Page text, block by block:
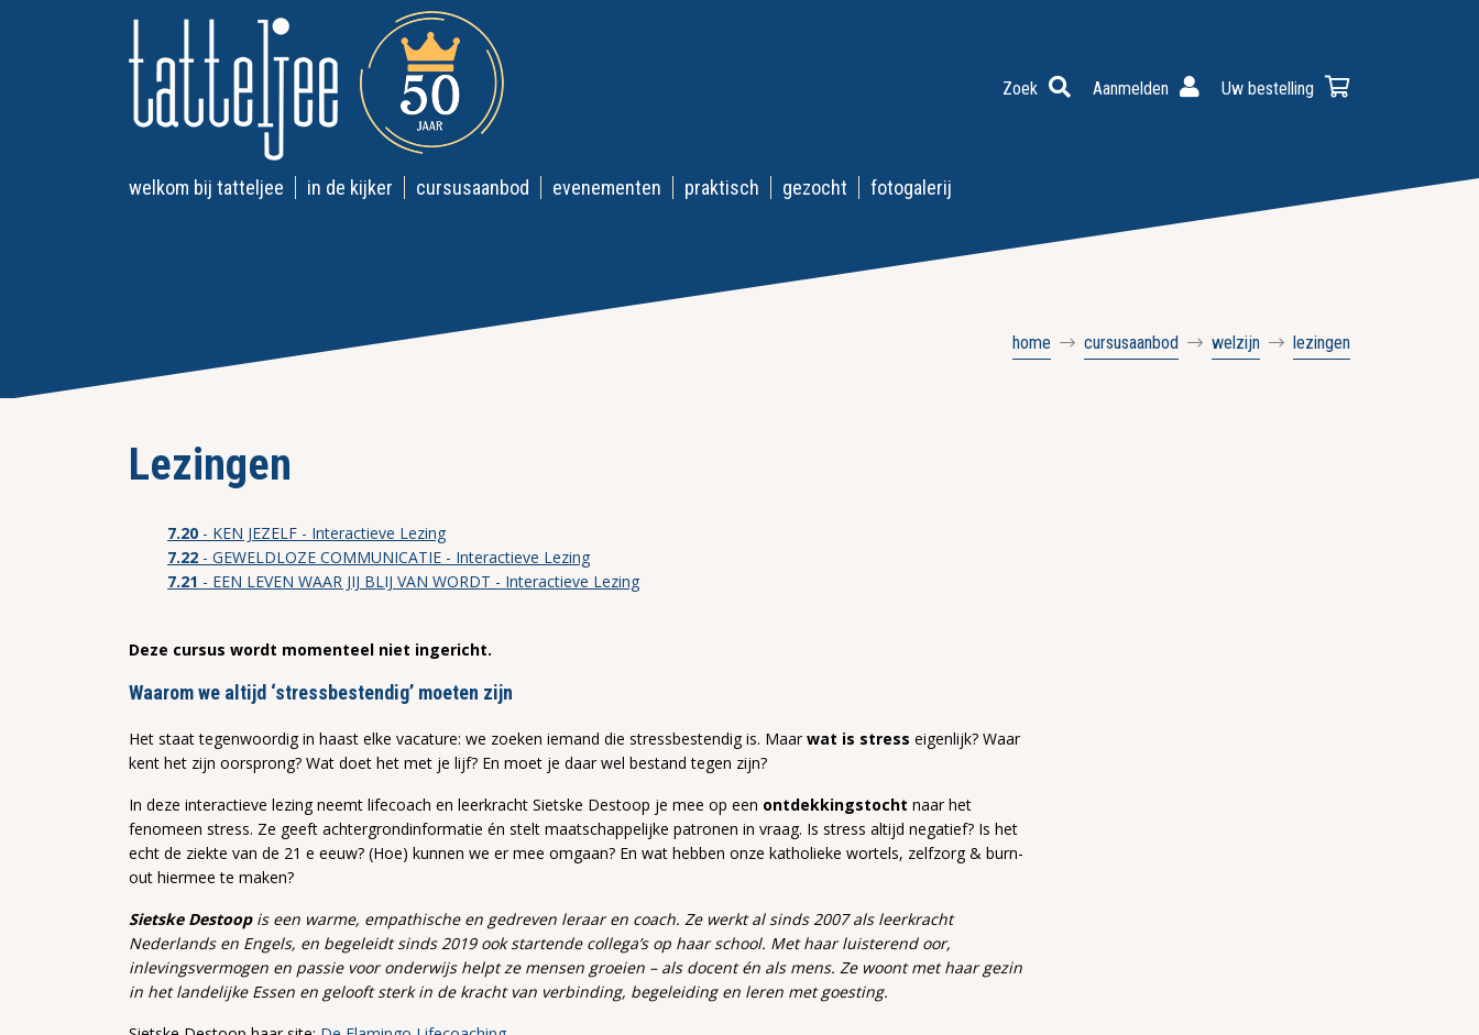
Zoek Aanmelden Uw bestelling
welkom bij tatteljee in de kijker cursusaanbod evenementen praktisch gezocht fotogalerij
home cursusaanbod welzijn lezingen
Lezingen
7.20 - KEN JEZELF - Interactieve Lezing
7.22 - GEWELDLOZE COMMUNICATIE - Interactieve Lezing
7.21 - EEN LEVEN WAAR JIJ BLIJ VAN WORDT - Interactieve Lezing
Deze cursus wordt momenteel niet ingericht.
Waarom we altijd ‘stressbestendig’ moeten zijn
Het staat tegenwoordig in haast elke vacature: we zoeken iemand die stressbestendig is. Maarwat is stress eigenlijk? Waar
kent het zijn oorsprong? Wat doet het met je lijf? En moet je daar wel bestand tegen zijn?
In deze interactieve lezing neemt lifecoach en leerkracht Sietske Destoop je mee op een ontdekkingstocht naar het
fenomeen stress. Ze geeft achtergrondinformatie én stelt maatschappelijke patronen in vraag. Is stress altijd negatief? Is het
echt de ziekte van de 21 e eeuw? (Hoe) kunnen we er mee omgaan? En wat hebben onze katholieke wortels, zelfzorg & burn-
out hiermee te maken?
Sietske Destoop is een warme, empathische en gedreven leraar en coach. Ze werkt al sinds 2007 als leerkracht
Nederlands en Engels, en begeleidt sinds 2019 ook startende collega’s op haar school. Met haar luisterend oor,
inlevingsvermogen en passie voor onderwijs helpt ze mensen groeien – als docent én als mens. Ze woont met haar gezin
in het landelijke Essen en gelooft sterk in de kracht van verbinding, begeleiding en leren met goesting.